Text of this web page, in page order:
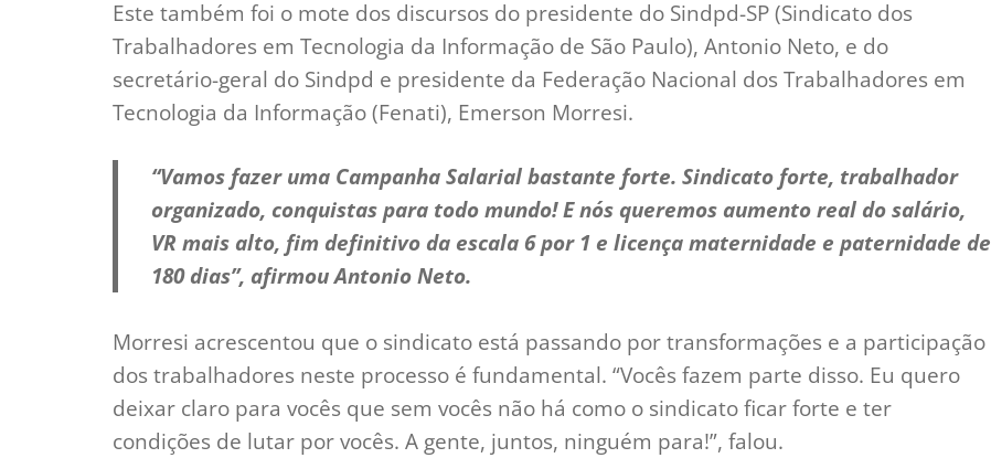
Este também foi o mote dos discursos do presidente do Sindpd-SP (Sindicato dos
Trabalhadores em Tecnologia da Informação de São Paulo), Antonio Neto, e do
secretário-geral do Sindpd e presidente da Federação Nacional dos Trabalhadores em
Tecnologia da Informação (Fenati), Emerson Morresi.
“Vamos fazer uma Campanha Salarial bastante forte. Sindicato forte, trabalhador
organizado, conquistas para todo mundo! E nós queremos aumento real do salário,
VR mais alto, fim definitivo da escala 6 por 1 e licença maternidade e paternidade de
180 dias”, afirmou Antonio Neto.
Morresi acrescentou que o sindicato está passando por transformações e a participação
dos trabalhadores neste processo é fundamental. “Vocês fazem parte disso. Eu quero
deixar claro para vocês que sem vocês não há como o sindicato ficar forte e ter
condições de lutar por vocês. A gente, juntos, ninguém para!”, falou.